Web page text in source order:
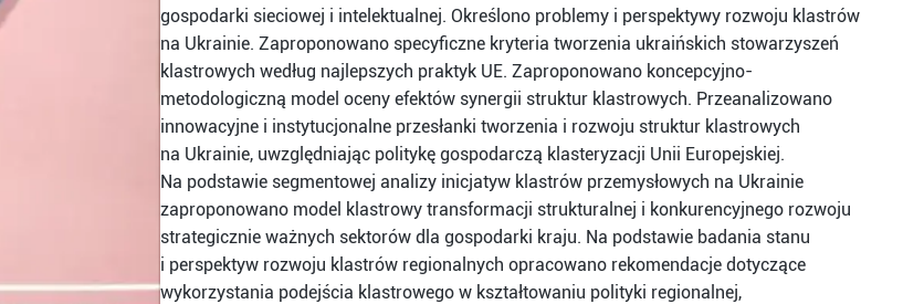
gospodarki sieciowej i intelektualnej. Określono problemy i perspektywy rozwoju klastrów
na Ukrainie. Zaproponowano specyficzne kryteria tworzenia ukraińskich stowarzyszeń
klastrowych według najlepszych praktyk UE. Zaproponowano koncepcyjno-
metodologiczną model oceny efektów synergii struktur klastrowych. Przeanalizowano
innowacyjne i instytucjonalne przesłanki tworzenia i rozwoju struktur klastrowych
na Ukrainie, uwzględniając politykę gospodarczą klasteryzacji Unii Europejskiej.
Na podstawie segmentowej analizy inicjatyw klastrów przemysłowych na Ukrainie
zaproponowano model klastrowy transformacji strukturalnej i konkurencyjnego rozwoju
strategicznie ważnych sektorów dla gospodarki kraju. Na podstawie badania stanu
i perspektyw rozwoju klastrów regionalnych opracowano rekomendacje dotyczące
wykorzystania podejścia klastrowego w kształtowaniu polityki regionalnej,